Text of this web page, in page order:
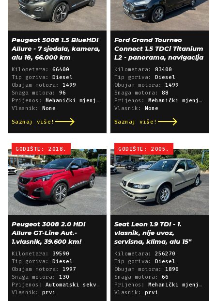
Peugeot 5008 1.5 BlueHDI
Allure - 7 sjedala, kamera,
alu 18, 66.000 km
Kilometara: 66400
Tip goriva:
Diesel
Obujam motora: 1499
Snaga motora: 96
Prijenos:
Mehanički mjenjač
Vlasnik:
None
Saznaj više!
Ford Grand Tourneo
Connect 1.5 TDCi Titanium
L2 - panorama, navigacija
Kilometara: 83400
Tip goriva:
Diesel
Obujam motora: 1499
Snaga motora: 88
Prijenos:
Mehanički mjenjač
Vlasnik:
None
Saznaj više!
GODIŠTE: 2018.
Peugeot 3008 2.0 HDI
Allure GT-Line Aut.-
1.vlasnik, 39.600 km!
Kilometara: 39590
Tip goriva:
Diesel
Obujam motora: 1997
Snaga motora: 130
Prijenos: Automatski sekvencijski
Vlasnik: prvi
GODIŠTE: 2005.
Seat Leon 1.9 TDI - 1.
vlasnik, nije uvoz,
servisna, klima, alu 15"
Kilometara: 256270
Tip goriva:
Diesel
Obujam motora: 1896
Snaga motora: 66
Prijenos:
Mehanički mjenjač
Vlasnik: prvi